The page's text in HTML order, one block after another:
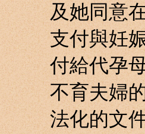
及她同意
支付與妊
付給代孕
不育夫婦
法化的文